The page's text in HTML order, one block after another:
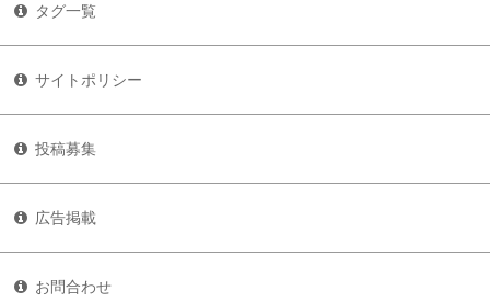
タグ一覧
サイトポリシー
投稿募集
広告掲載
お問合わせ